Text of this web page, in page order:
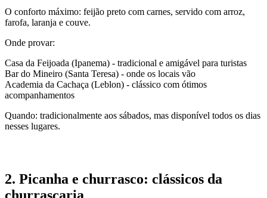
O conforto máximo: feijão preto com carnes, servido com arroz,
farofa, laranja e couve.
Onde provar:
Casa da Feijoada (Ipanema) - tradicional e amigável para turistas
Bar do Mineiro (Santa Teresa) - onde os locais vão
Academia da Cachaça (Leblon) - clássico com ótimos
acompanhamentos
Quando: tradicionalmente aos sábados, mas disponível todos os dias
nesses lugares.
2. Picanha e churrasco: clássicos da